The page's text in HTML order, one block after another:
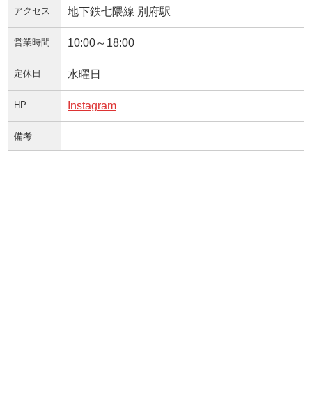
アクセス 地下鉄七隈線 別府駅
営業時間 10:00～18:00
定休日 水曜日
HP Instagram
備考